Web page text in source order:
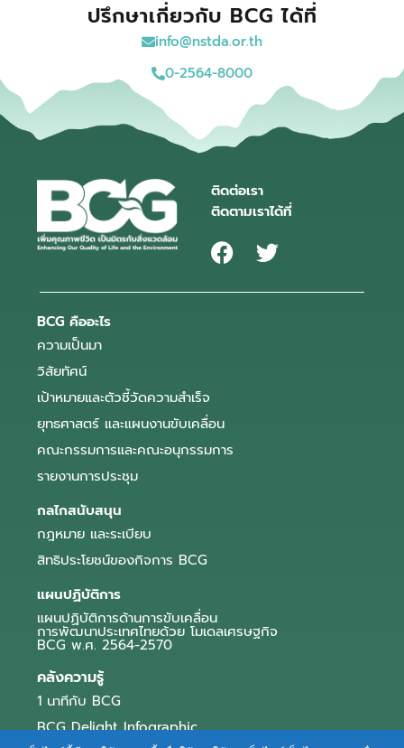
ปรึกษาเกี่ยวกับ BCG ได้ที่
info@nstda.or.th
0-2564-8000
ติดต่อเรา
ติดตามเราได้ที่
BCG คืออะไร
ความเป็นมา
วิสัยทัศน์
เป้าหมายและตัวชี้วัดความสำเร็จ
ยุทธศาสตร์ และแผนงานขับเคลื่อน
คณะกรรมการและคณะอนุกรรมการ
รายงานการประชุม
กลไกสนับสนุน
กฎหมาย และระเบียบ
สิทธิประโยชน์ของกิจการ BCG
แผนปฏิบัติการ
แผนปฏิบัติการด้านการขับเคลื่อน
การพัฒนาประเทศไทยด้วย โมเดลเศรษฐกิจ
BCG พ.ศ. 2564-2570
คลังความรู้
1 นาทีกับ BCG
BCG Delight Infographic